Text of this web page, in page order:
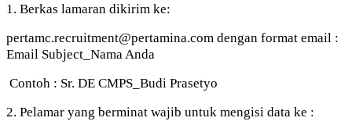
1. Berkas lamaran dikirim ke:
pertamc.recruitment@pertamina.com dengan format email :
Email Subject_Nama Anda
Contoh : Sr. DE CMPS_Budi Prasetyo
2. Pelamar yang berminat wajib untuk mengisi data ke :